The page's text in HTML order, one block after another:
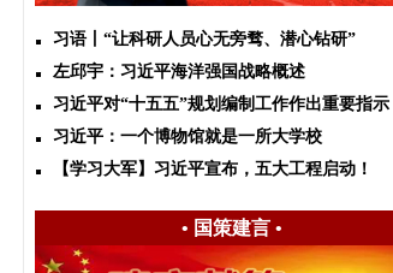
习语丨“让科研人员心无旁骛、潜心钻研”
左邱宇：习近平海洋强国战略概述
习近平对“十五五”规划编制工作作出重要指示
习近平：一个博物馆就是一所大学校
【学习大军】习近平宣布，五大工程启动！
• 国策建言•